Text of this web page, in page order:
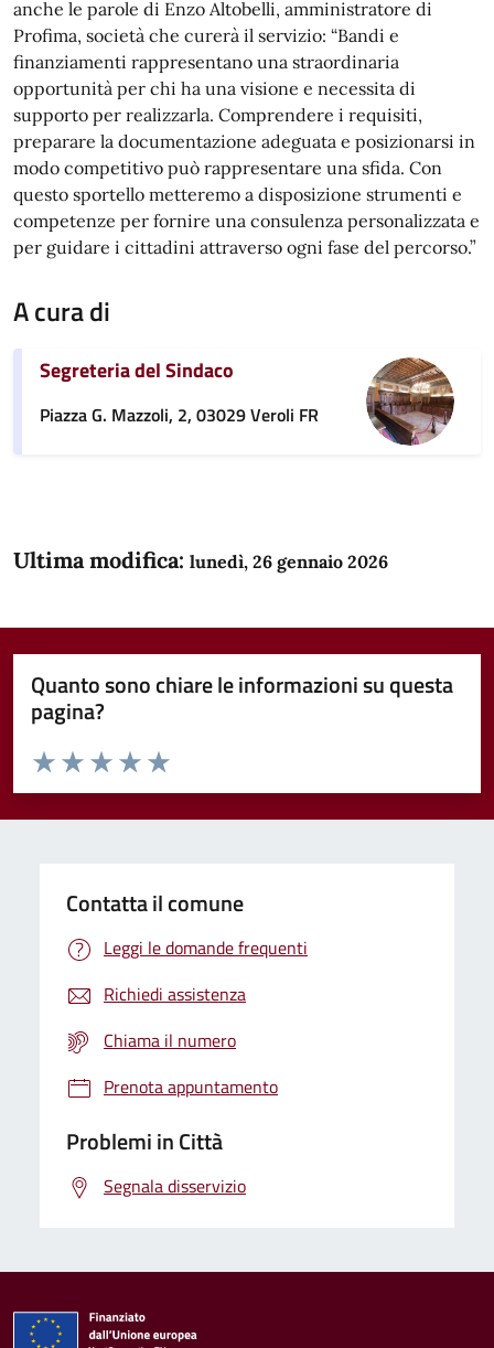
anche le parole di Enzo Altobelli, amministratore di
Profima, società che curerà il servizio: “Bandi e
finanziamenti rappresentano una straordinaria
opportunità per chi ha una visione e necessita di
supporto per realizzarla. Comprendere i requisiti,
preparare la documentazione adeguata e posizionarsi in
modo competitivo può rappresentare una sfida. Con
questo sportello metteremo a disposizione strumenti e
competenze per fornire una consulenza personalizzata e
per guidare i cittadini attraverso ogni fase del percorso.”
A cura di
Segreteria del Sindaco
Piazza G. Mazzoli, 2, 03029 Veroli FR
Ultima modifica: lunedì, 26 gennaio 2026
Quanto sono chiare le informazioni su questa
pagina?
Domanda
Valuta da 1 a 5 stelle la pagina
Valuta 5 stelle su 5
Valuta 4 stelle su 5
Valuta 3 stelle su 5
Valuta 2 stelle su 5
Valuta 1 stelle su 5
Contatta il comune
Leggi le domande frequenti
Richiedi assistenza
Chiama il numero
Prenota appuntamento
Problemi in Città
Segnala disservizio